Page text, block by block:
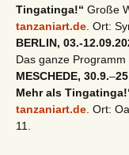
Tingatinga!“ Große
tanzaniart.de . Ort:
BERLIN, 03.-
Das ganze Programm
MESCHEDE, 30.9.–
Mehr als
tanzaniart.de . Ort:
11.